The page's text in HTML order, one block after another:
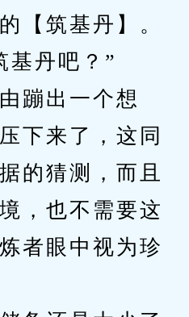
【筑基丹】。
丹吧？”
出一个想
下来了，这同
的猜测，而且
，也不需要这
者眼中视为珍